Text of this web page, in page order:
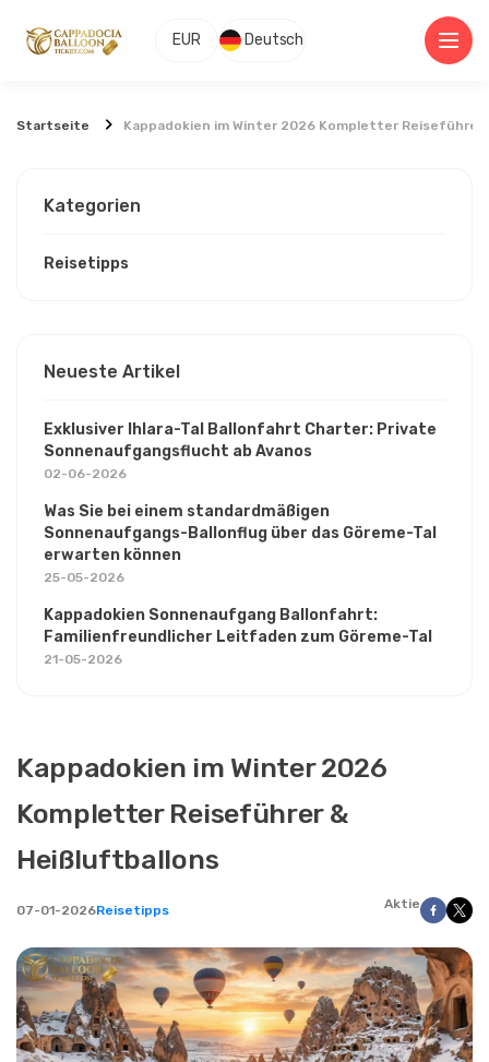
EUR Deutsch
Startseite Kappadokien im Winter 2026 Kompletter
Kappadokien im Winter 2026
Kompletter Reiseführer &
Heißluftballons
07-01-2026Reisetipps Aktie
Kategorien
Reisetipps
Neueste Artikel
Exklusiver Ihlara-Tal Ballonfahrt Charter: Private
Sonnenaufgangsflucht ab Avanos
02-06-2026
Was Sie bei einem standardmäßigen
Sonnenaufgangs-Ballonflug über das Göreme-Tal
erwarten können
25-05-2026
Kappadokien Sonnenaufgang Ballonfahrt:
Familienfreundlicher Leitfaden zum Göreme-Tal
21-05-2026